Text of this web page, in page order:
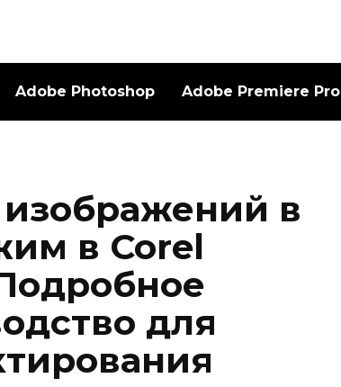
Adobe Photoshop Adobe Premiere Pro
в
в Corel
для